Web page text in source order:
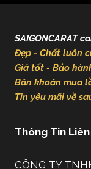
SAIGONCARAT
Đẹp - Chất luôn
Giá tốt - Bảo
Băn khoăn mua
Tin yêu mãi về
Thông Tin Liên
CÔNG TY